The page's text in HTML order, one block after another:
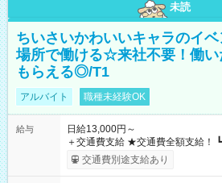
未読
ちいさいかわいいキャラのイ
場所で働ける☆来社不要！働い
もらえる◎/T1
アルバイト 職種未経験OK
給与
日給13,000円～
＋交通費支給 ★交通費全額支給！ ┗案件により規定あり ★日払
いOK！（規定あり） ┗働いたその
ンビニATMから 日払い分を引き落とせます！
交通費別途支給あり